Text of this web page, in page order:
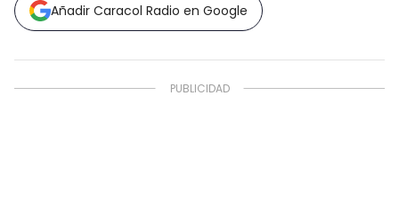
Añadir Caracol Radio en Google